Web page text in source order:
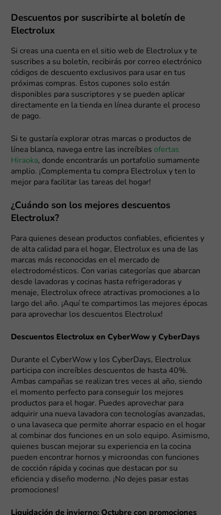
Descuentos por suscribirte al boletín de
Electrolux
Si creas una cuenta en el sitio web de Electrolux y te
suscribes a su boletín, recibirás por correo electrónico
códigos de descuento exclusivos para usar en tus
próximas compras. Estos cupones solo están
disponibles para suscriptores y se pueden aplicar
directamente en la tienda en línea durante el proceso
de pago.
Si te gustaría explorar otras marcas o productos de
línea blanca, navega entre las increíbles ofertas
Hiraoka, donde encontrarás un portafolio sumamente
amplio. ¡Complementa tu compra Electrolux y ten lo
mejor para facilitar las tareas del hogar!
¿Cuándo son los mejores descuentos
Electrolux?
Para quienes desean productos confiables, eficientes y
de alta calidad para el hogar, Electrolux es una de las
marcas más reconocidas en el mercado de
electrodomésticos. Con varias categorías que abarcan
desde lavadoras y cocinas hasta refrigeradoras y
menaje, Electrolux ofrece atractivas promociones a lo
largo del año. ¡Aquí te compartimos las mejores épocas
para aprovechar los descuentos Electrolux!
Descuentos Electrolux en CyberWow y CyberDays
Durante el CyberWow y los CyberDays, Electrolux
participa con increíbles descuentos de hasta 40%.
Ambas campañas se realizan tres veces al año, siendo
el momento perfecto para conseguir los mejores
productos para el hogar. Puedes aprovechar para
adquirir una nueva lavadora con tecnologías avanzadas,
o una lavaseca que permite ahorrar espacio en el hogar
al combinar dos funciones en un solo equipo. Asimismo,
quienes buscan mejorar su experiencia en la cocina
pueden encontrar hornos y microondas con funciones
de cocción rápida y cocinas que destacan por su
eficiencia y diseño moderno. ¡No dejes pasar estas
promociones!
Liquidación de invierno: Octubre con promociones